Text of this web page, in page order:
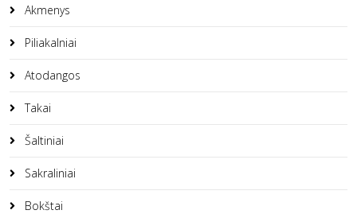
Akmenys
Piliakalniai
Atodangos
Takai
Šaltiniai
Sakraliniai
Bokštai